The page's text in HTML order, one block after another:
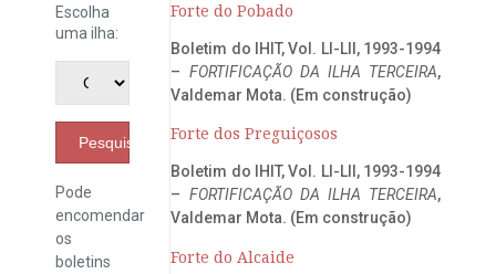
Escolha
uma ilha:
Pesquisar
Pode
encomendar
os
boletins
Forte do Pobado
Boletim do IHIT, Vol. LI-LII, 1993-1994
– FORTIFICAÇÃO DA ILHA TERCEIRA,
Valdemar Mota. (Em construção)
Forte dos Preguiçosos
Boletim do IHIT, Vol. LI-LII, 1993-1994
– FORTIFICAÇÃO DA ILHA TERCEIRA,
Valdemar Mota. (Em construção)
Forte do Alcaide